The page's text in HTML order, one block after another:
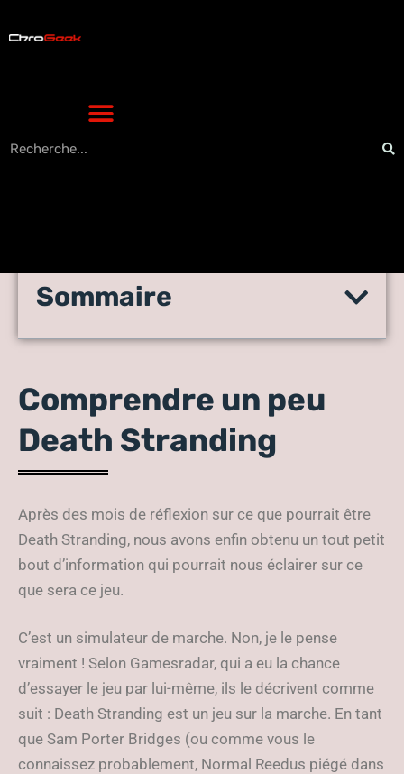
Death Stranding
Sommaire
Comprendre un peu
Death Stranding
Après des mois de réflexion sur ce que pourrait être
Death Stranding, nous avons enfin obtenu un tout petit
bout d’information qui pourrait nous éclairer sur ce
que sera ce jeu.
C’est un simulateur de marche. Non, je le pense
vraiment ! Selon Gamesradar, qui a eu la chance
d’essayer le jeu par lui-même, ils le décrivent comme
suit : Death Stranding est un jeu sur la marche. En tant
que Sam Porter Bridges (ou comme vous le
connaissez probablement, Normal Reedus piégé dans